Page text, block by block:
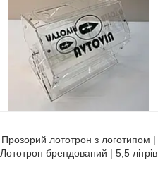
Прозорий лототрон з логотипом |
Лототрон брендований | 5,5 літрів